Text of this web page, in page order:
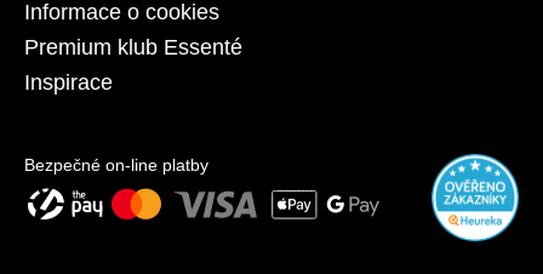
Informace o cookies
Premium klub Essenté
Inspirace
Bezpečné on-line platby